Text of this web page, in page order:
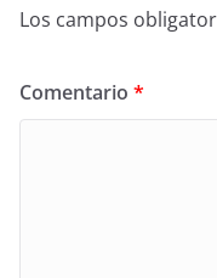
Los campos
Comentario *